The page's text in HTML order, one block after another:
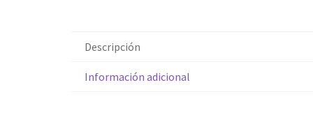
Descripción
Información adicional